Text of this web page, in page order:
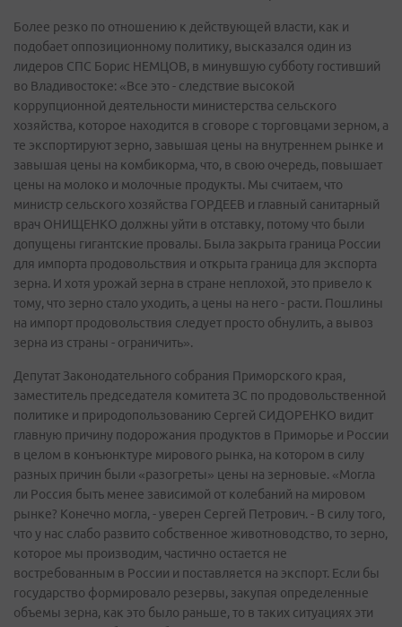
Более резко по отношению к действующей власти, как и
подобает оппозиционному политику, высказался один из
лидеров СПС Борис НЕМЦОВ, в минувшую субботу гостивший
во Владивостоке: «Все это - следствие высокой
коррупционной деятельности министерства сельского
хозяйства, которое находится в сговоре с торговцами зерном, а
те экспортируют зерно, завышая цены на внутреннем рынке и
завышая цены на комбикорма, что, в свою очередь, повышает
цены на молоко и молочные продукты. Мы считаем, что
министр сельского хозяйства ГОРДЕЕВ и главный санитарный
врач ОНИЩЕНКО должны уйти в отставку, потому что были
допущены гигантские провалы. Была закрыта граница России
для импорта продовольствия и открыта граница для экспорта
зерна. И хотя урожай зерна в стране неплохой, это привело к
тому, что зерно стало уходить, а цены на него - расти. Пошлины
на импорт продовольствия следует просто обнулить, а вывоз
зерна из страны - ограничить».
Депутат Законодательного собрания Приморского края,
заместитель председателя комитета ЗС по продовольственной
политике и природопользованию Сергей СИДОРЕНКО видит
главную причину подорожания продуктов в Приморье и России
в целом в конъюнктуре мирового рынка, на котором в силу
разных причин были «разогреты» цены на зерновые. «Могла
ли Россия быть менее зависимой от колебаний на мировом
рынке? Конечно могла, - уверен Сергей Петрович. - В силу того,
что у нас слабо развито собственное животноводство, то зерно,
которое мы производим, частично остается не
востребованным в России и поставляется на экспорт. Если бы
государство формировало резервы, закупая определенные
объемы зерна, как это было раньше, то в таких ситуациях эти